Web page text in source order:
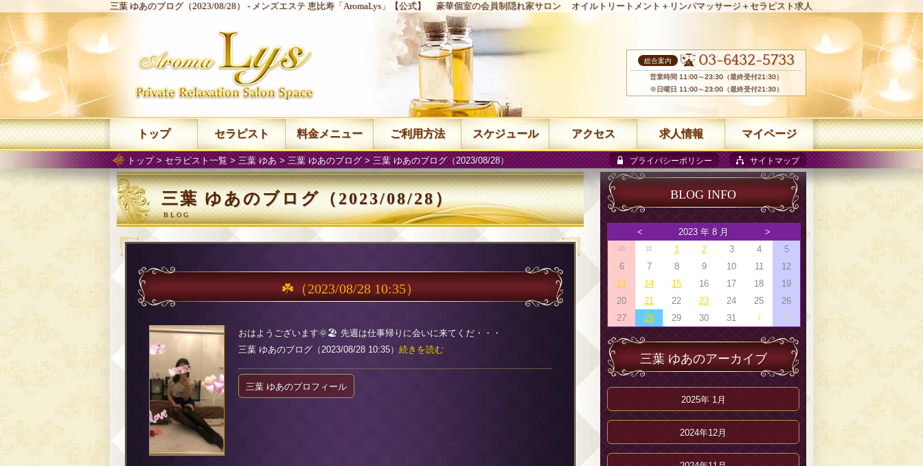
三葉 ゆあのブログ（2023/08/28） - メンズエステ 恵比寿「AromaLys」【公式】 豪華個室の会員制隠れ家サロン オイルトリートメント＋リンパマッサージ＋セラピスト求人
トップ> セラピスト一覧>三葉 ゆあ > 三葉 ゆあのブログ> 三葉 ゆあのブログ（2023/08/28） プライバシーポリシー サイトマップ
三葉 ゆあのブログ（2023/08/28）
☘️（2023/08/28 10:35）
おはようございます🌞🏖 先週は仕事帰りに会いに来てくだ・・・
三葉 ゆあのブログ（2023/08/28 10:35） 続きを読む
三葉 ゆあのプロフィール
BLOG INFO
< 2023 年 8 月 >
30 31 1 2 3 4
5
6
7 8 9 10 11
12
13
14 15 16 17 18
19
20
21 22 23 24 25
26
27
28 29 30 31 1 2
三葉 ゆあのアーカイブ
2025年 1月
2024年12月
総合案内 03-6432-5733
営業時間 11:00～23:30（最終受付21:30）
※日曜日 11:00～23:00（最終受付21:30）
トップ セラピスト 料金メニュー ご利用方法 スケジュール アクセス 求人情報 マイページ